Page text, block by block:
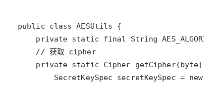
    // 获取 cipher